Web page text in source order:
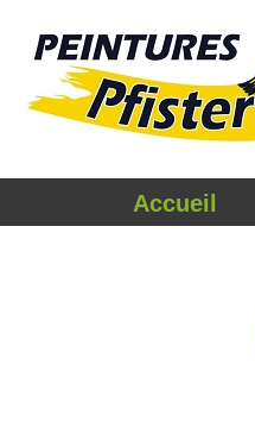
Accueil